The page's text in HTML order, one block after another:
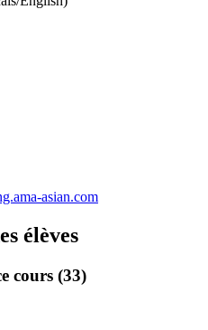
asian.com
élèves
cours (33)